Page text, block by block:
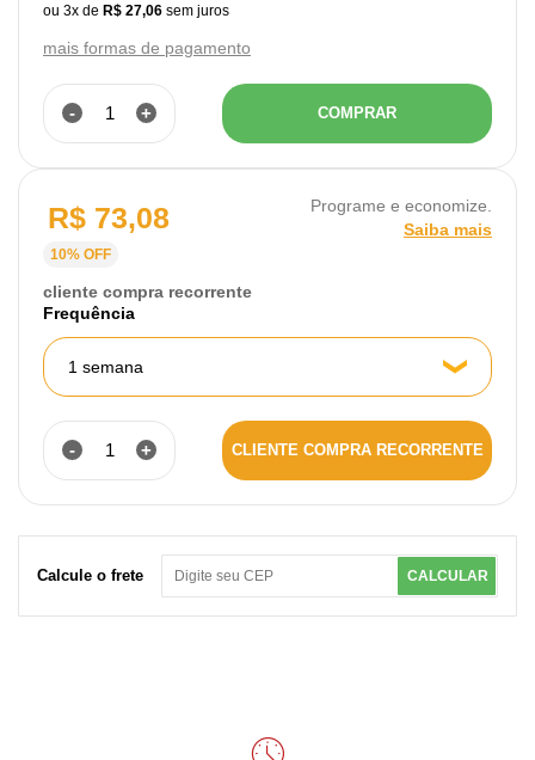
ou 3x de R$ 27,06
mais formas de pagamento
- + COMPRAR
R$ 73,08
10% OFF
cliente compra recorrente
Programe e economize.
Saiba mais
Frequência
1 semana
- + CLIENTE COMPRA RECORRENTE
Calcule o frete CALCULAR